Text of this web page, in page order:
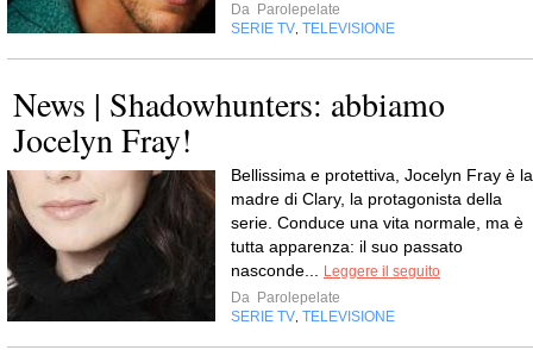
Da Parolepelate
SERIE TV TELEVISIONE
News | Shadowhunters: abbiamo
Jocelyn Fray!
Bellissima e protettiva, Jocelyn Fray è la
madre di Clary, la protagonista della
serie. Conduce una vita normale, ma è
tutta apparenza: il suo passato
nasconde...
Leggere il seguito
Da Parolepelate
SERIE TV TELEVISIONE